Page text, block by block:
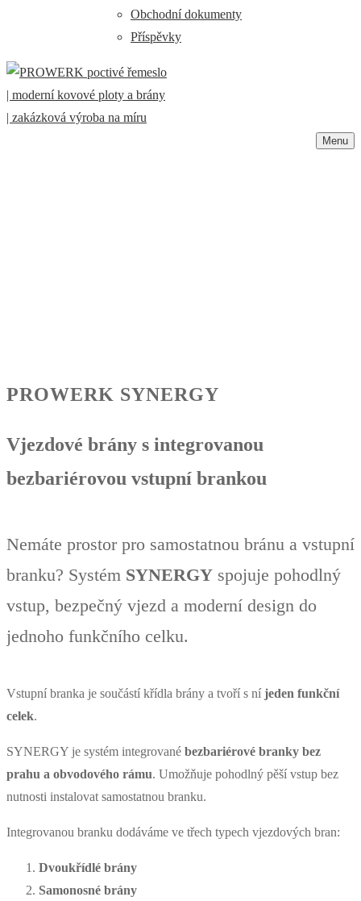
Obchodní dokumenty
Příspěvky
Menu
PROWERK SYNERGY
Vjezdové brány s integrovanou
bezbariérovou vstupní brankou
Nemáte prostor pro samostatnou bránu a vstupní
branku? Systém SYNERGY spojuje pohodlný
vstup, bezpečný vjezd a moderní design do
jednoho funkčního celku.
Vstupní branka je součástí křídla brány a tvoří s ní jeden funkční
celek.
SYNERGY je systém integrované bezbariérové branky bez
prahu a obvodového rámu. Umožňuje pohodlný pěší vstup bez
nutnosti instalovat samostatnou branku.
Integrovanou branku dodáváme ve třech typech vjezdových bran:
Dvoukřídlé brány
Samonosné brány